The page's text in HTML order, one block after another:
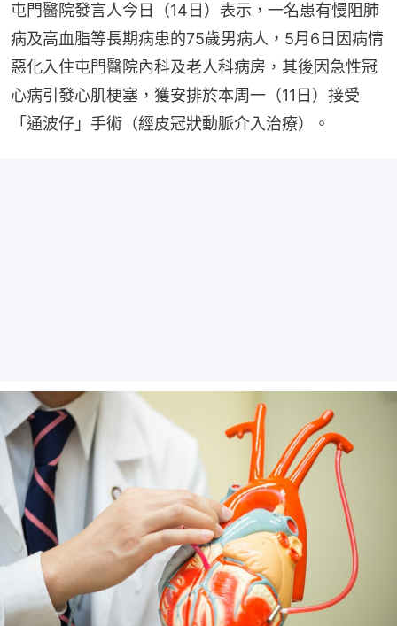
屯門醫院發言人今日（14日）表示，一名患有慢阻肺
病及高血脂等長期病患的75歲男病人，5月6日因病情
惡化入住屯門醫院內科及老人科病房，其後因急性冠
心病引發心肌梗塞，獲安排於本周一（11日）接受
「通波仔」手術（經皮冠狀動脈介入治療）。